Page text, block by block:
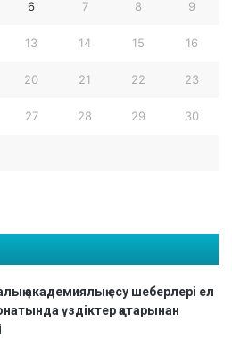
6 7 8 9
13 14 15 16
20 21 22 23
27 28 29 30
академиялық есу шеберлері ел
үздіктер қатарынан